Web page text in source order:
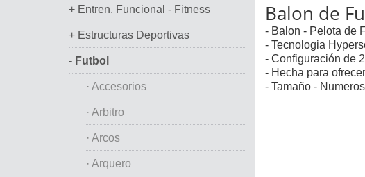
+ Entren. Funcional - Fitness
+ Estructuras Deportivas
- Futbol
· Accesorios
· Arbitro
· Arcos
· Arquero
Balon de
- Balon - Pelota de
- Tecnologia
- Configuración de
- Hecha para
- Tamaño -